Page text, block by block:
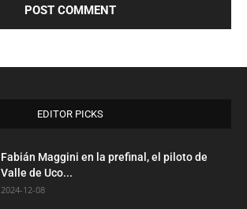
EDITOR PICKS
Fabián Maggini en la prefinal, el piloto de
Valle de Uco...
2024-12-08